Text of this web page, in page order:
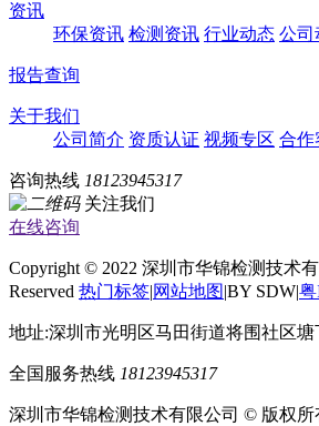
资讯
环保资讯 检测资讯 行业动态 公司
报告查询
关于我们
公司简介 资质认证 视频专区 合作
咨询热线 18123945317
关注我们
在线咨询
Copyright © 2022 深圳市华锦检测技术
Reserved 热门标签|网站地图|BY SDW|粤
地址:深圳市光明区马田街道将围社区
全国服务热线 18123945317
深圳市华锦检测技术有限公司 © 版权所